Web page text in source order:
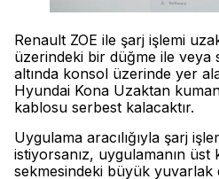
Renault ZOE ile şarj işlemi
üzerindeki bir düğme ile veya
altında konsol üzerinde yer
Hyundai Kona Uzaktan
kablosu serbest kalacaktır.
Uygulama aracılığıyla şarj
istiyorsanız, uygulamanın üst
sekmesindeki büyük yuvarlak